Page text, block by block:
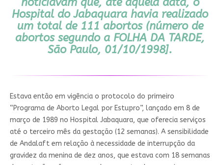
Hospital do Jabaquara havia realizado
um total de 111 abortos (número de
abortos segundo a FOLHA DA TARDE,
São Paulo, 01/10/1998].
Estava então em vigência o protocolo do primeiro
“Programa de Aborto Legal por Estupro”, lançado em 8 de
março de 1989 no Hospital Jabaquara, que oferecia serviços
até o terceiro mês da gestação (12 semanas). A sensibilidade
de Andalaft em relação à necessidade de interrupção da
gravidez da menina de dez anos, que estava com 18 semanas